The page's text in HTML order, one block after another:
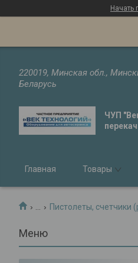
Начать
220019, Минская обл.,
Беларусь
ЧУП
Главная Товары
Пистолеты, счетчики